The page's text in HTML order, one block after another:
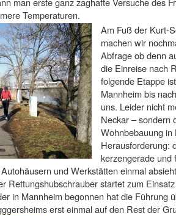
Temperaturen.
Am Fuß der Kurt-
machen wir
Abfrage ob denn
die Einreise nach
folgende Etappe
Mannheim bis
uns. Leider nicht
Neckar – sondern
Wohnbebauung
Herausforderung:
kerzengerade und
und Werkstätten einmal
Rettungshubschrauber startet zum
in Mannheim begonnen hat die Führung
erst einmal auf den Rest der